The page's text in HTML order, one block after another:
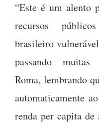
“Este é um alento
recursos
brasileiro
passando muitas
Roma, lembrando
automaticamente
renda per capita